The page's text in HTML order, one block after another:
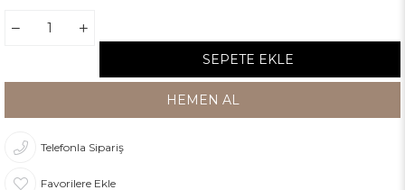
Telefonla Sipariş
Favorilere Ekle